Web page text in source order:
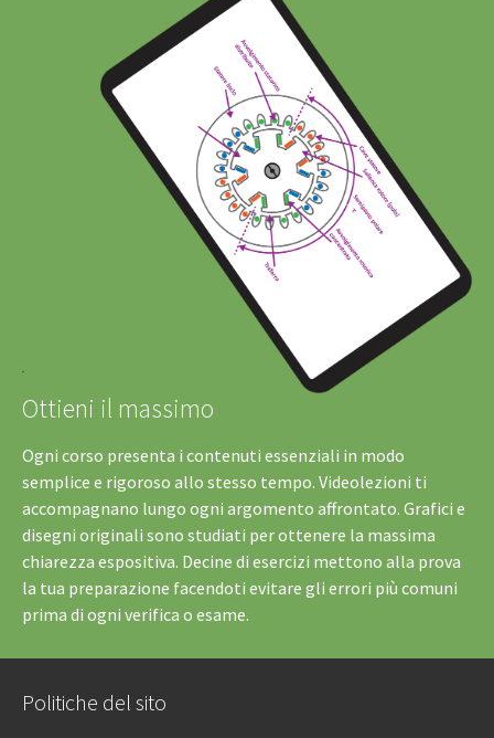
Ottieni il massimo
Ogni corso presenta i contenuti essenziali in modo
semplice e rigoroso allo stesso tempo. Videolezioni ti
accompagnano lungo ogni argomento affrontato. Grafici e
disegni originali sono studiati per ottenere la massima
chiarezza espositiva. Decine di esercizi mettono alla prova
la tua preparazione facendoti evitare gli errori più comuni
prima di ogni verifica o esame.
Politiche del sito